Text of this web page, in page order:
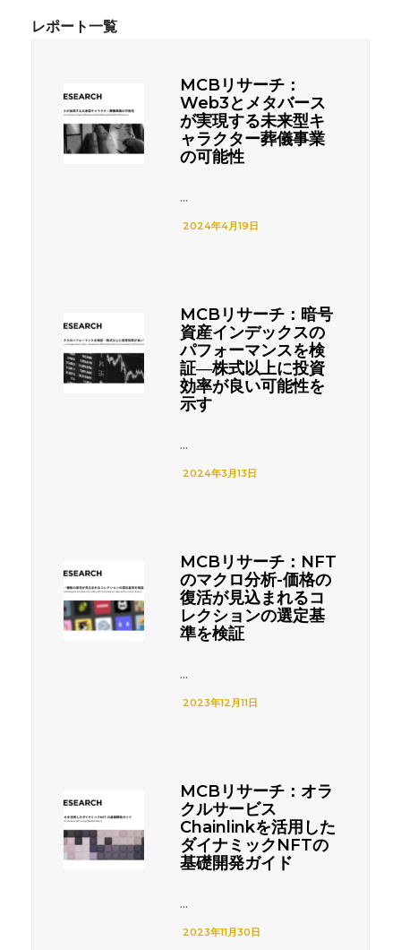
MCBリサーチ：
Web3とメタバース
が実現する未来型キ
ャラクター葬儀事業
の可能性
...
2024年4月19日
MCBリサーチ：暗号
資産インデックスの
パフォーマンスを検
証―株式以上に投資
効率が良い可能性を
示す
...
2024年3月13日
MCBリサーチ：NFT
のマクロ分析-価格の
復活が見込まれるコ
レクションの選定基
準を検証
...
2023年12月11日
MCBリサーチ：オラ
クルサービス
Chainlinkを活用した
ダイナミックNFTの
基礎開発ガイド
...
2023年11月30日